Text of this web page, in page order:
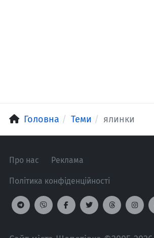
Головна Теми ялинки
Про нас Реклама
Політика конфіденційності